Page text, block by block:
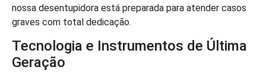
nossa desentupidora está preparada para atender casos
graves com total dedicação.
Tecnologia e Instrumentos de Última
Geração